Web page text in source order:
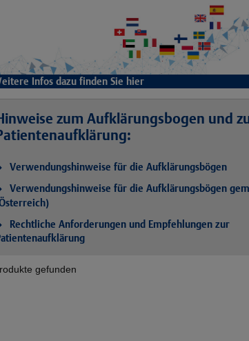
Infos dazu finden Sie hier
zum Aufklärungsbogen und
Verwendungshinweise für die Aufklärungsbögen
Verwendungshinweise für die Aufklärungsbögen
Rechtliche Anforderungen und Empfehlungen zur
gefunden